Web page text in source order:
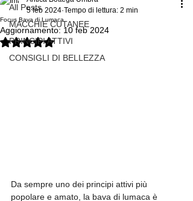
All Posts
MACCHIE CUTANEE
PRINCIPI ATTIVI
CONSIGLI DI BELLEZZA
Focus Bava di Lumaca
5 feb 2024 Tempo di lettura: 2 min
Aggiornamento: 10 feb 2024
Valutazione NaN stelle su 5.
Da sempre uno dei principi attivi più
popolare e amato, la bava di lumaca è